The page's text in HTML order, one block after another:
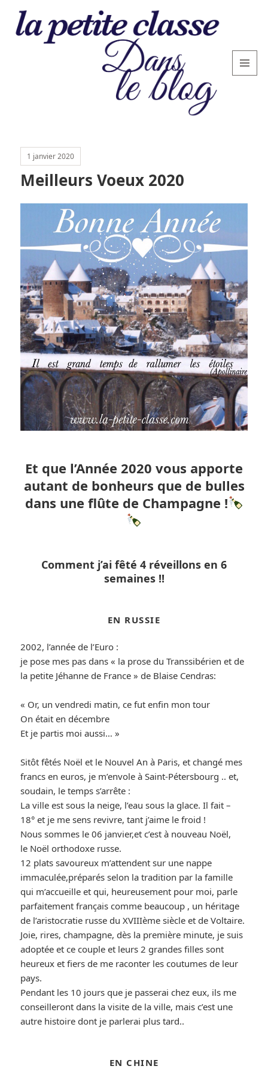
petite
classe
: le
1 janvier 2020
Meilleurs Voeux 2020
Et que l’Année 2020 vous apporte
autant de bonheurs que de bulles
dans une flûte de Champagne !
Comment j’ai fêté 4 réveillons en 6
semaines !!
EN RUSSIE
2002, l’année de l’Euro :
je pose mes pas dans « la prose du Transsibérien et de
la petite Jéhanne de France » de Blaise Cendras:
« Or, un vendredi matin, ce fut enfin mon tour
On était en décembre
Et je partis moi aussi… »
Sitôt fêtés Noël et le Nouvel An à Paris, et changé mes
francs en euros, je m’envole à Saint-Pétersbourg .. et,
soudain, le temps s’arrête :
La ville est sous la neige, l’eau sous la glace. Il fait –
18° et je me sens revivre, tant j’aime le froid !
Nous sommes le 06 janvier,et c’est à nouveau Noël,
le Noël orthodoxe russe.
12 plats savoureux m’attendent sur une nappe
immaculée,préparés selon la tradition par la famille
qui m’accueille et qui, heureusement pour moi, parle
parfaitement français comme beaucoup , un héritage
de l’aristocratie russe du XVIIIème siècle et de Voltaire.
Joie, rires, champagne, dès la première minute, je suis
adoptée et ce couple et leurs 2 grandes filles sont
heureux et fiers de me raconter les coutumes de leur
pays.
Pendant les 10 jours que je passerai chez eux, ils me
conseilleront dans la visite de la ville, mais c’est une
autre histoire dont je parlerai plus tard..
EN CHINE